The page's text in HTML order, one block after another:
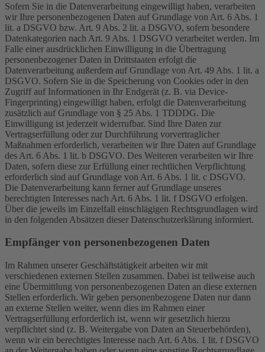
Sofern Sie in die Datenverarbeitung eingewilligt haben, verarbeiten
wir Ihre personenbezogenen Daten auf Grundlage von Art. 6 Abs. 1
lit. a DSGVO bzw. Art. 9 Abs. 2 lit. a DSGVO, sofern besondere
Datenkategorien nach Art. 9 Abs. 1 DSGVO verarbeitet werden. Im
Falle einer ausdrücklichen Einwilligung in die Übertragung
personenbezogener Daten in Drittstaaten erfolgt die
Datenverarbeitung außerdem auf Grundlage von Art. 49 Abs. 1 lit. a
DSGVO. Sofern Sie in die Speicherung von Cookies oder in den
Zugriff auf Informationen in Ihr Endgerät (z. B. via Device-
Fingerprinting) eingewilligt haben, erfolgt die Datenverarbeitung
zusätzlich auf Grundlage von § 25 Abs. 1 TDDDG. Die
Einwilligung ist jederzeit widerrufbar. Sind Ihre Daten zur
Vertragserfüllung oder zur Durchführung vorvertraglicher
Maßnahmen erforderlich, verarbeiten wir Ihre Daten auf Grundlage
des Art. 6 Abs. 1 lit. b DSGVO. Des Weiteren verarbeiten wir Ihre
Daten, sofern diese zur Erfüllung einer rechtlichen Verpflichtung
erforderlich sind auf Grundlage von Art. 6 Abs. 1 lit. c DSGVO.
Die Datenverarbeitung kann ferner auf Grundlage unseres
berechtigten Interesses nach Art. 6 Abs. 1 lit. f DSGVO erfolgen.
Über die jeweils im Einzelfall einschlägigen Rechtsgrundlagen wird
in den folgenden Absätzen dieser Datenschutzerklärung informiert.
Empfänger von personenbezogenen Daten
Im Rahmen unserer Geschäftstätigkeit arbeiten wir mit
verschiedenen externen Stellen zusammen. Dabei ist teilweise auch
eine Übermittlung von personenbezogenen Daten an diese externen
Stellen erforderlich. Wir geben personenbezogene Daten nur dann
an externe Stellen weiter, wenn dies im Rahmen einer
Vertragserfüllung erforderlich ist, wenn wir gesetzlich hierzu
verpflichtet sind (z. B. Weitergabe von Daten an Steuerbehörden),
wenn wir ein berechtigtes Interesse nach Art. 6 Abs. 1 lit. f DSGVO